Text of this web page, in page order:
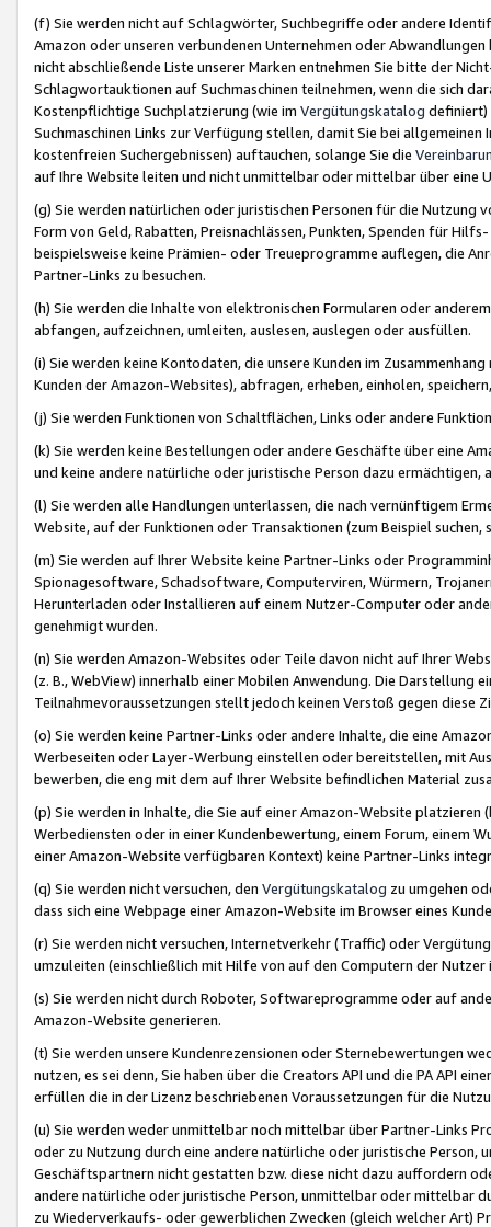
(f) Sie werden nicht auf Schlagwörter, Suchbegriffe oder andere
Amazon oder unseren verbundenen Unternehmen oder
nicht abschließende Liste unserer Marken entnehmen Sie bitte der
Schlagwortauktionen auf Suchmaschinen teilnehmen, wenn die sich
Kostenpflichtige Suchplatzierung (wie im Vergütungskatalog definiert)
Suchmaschinen Links zur Verfügung stellen, damit Sie bei
kostenfreien Suchergebnissen) auftauchen, solange Sie die
auf Ihre Website leiten und nicht unmittelbar oder mittelbar über eine
(g) Sie werden natürlichen oder juristischen Personen für die Nutzung
Form von Geld, Rabatten, Preisnachlässen, Punkten, Spenden für
beispielsweise keine Prämien- oder Treueprogramme auflegen, die
Partner-Links zu besuchen.
(h) Sie werden die Inhalte von elektronischen Formularen oder
abfangen, aufzeichnen, umleiten, auslesen, auslegen oder ausfüllen.
(i) Sie werden keine Kontodaten, die unsere Kunden im
Kunden der Amazon-Websites), abfragen, erheben, einholen,
(j) Sie werden Funktionen von Schaltflächen, Links oder andere
(k) Sie werden keine Bestellungen oder andere Geschäfte über eine
und keine andere natürliche oder juristische Person dazu
(l) Sie werden alle Handlungen unterlassen, die nach vernünftigem
Website, auf der Funktionen oder Transaktionen (zum Beispiel
(m) Sie werden auf Ihrer Website keine Partner-Links oder
Spionagesoftware, Schadsoftware, Computerviren, Würmern,
Herunterladen oder Installieren auf einem Nutzer-Computer oder
genehmigt wurden.
(n) Sie werden Amazon-Websites oder Teile davon nicht auf Ihrer
(z. B., WebView) innerhalb einer Mobilen Anwendung. Die Darstellung
Teilnahmevoraussetzungen stellt jedoch keinen Verstoß gegen diese
(o) Sie werden keine Partner-Links oder andere Inhalte, die eine
Werbeseiten oder Layer-Werbung einstellen oder bereitstellen, mit
bewerben, die eng mit dem auf Ihrer Website befindlichen Material
(p) Sie werden in Inhalte, die Sie auf einer Amazon-Website
Werbediensten oder in einer Kundenbewertung, einem Forum, einem
einer Amazon-Website verfügbaren Kontext) keine Partner-Links
(q) Sie werden nicht versuchen, den Vergütungskatalog zu umgehen
dass sich eine Webpage einer Amazon-Website im Browser eines
(r) Sie werden nicht versuchen, Internetverkehr (Traffic) oder
umzuleiten (einschließlich mit Hilfe von auf den Computern der
(s) Sie werden nicht durch Roboter, Softwareprogramme oder auf
Amazon-Website generieren.
(t) Sie werden unsere Kundenrezensionen oder Sternebewertungen
nutzen, es sei denn, Sie haben über die Creators API und die PA API
erfüllen die in der Lizenz beschriebenen Voraussetzungen für die
(u) Sie werden weder unmittelbar noch mittelbar über Partner-Links
oder zu Nutzung durch eine andere natürliche oder juristische
Geschäftspartnern nicht gestatten bzw. diese nicht dazu auffordern
andere natürliche oder juristische Person, unmittelbar oder mittelbar
zu Wiederverkaufs- oder gewerblichen Zwecken (gleich welcher Art)